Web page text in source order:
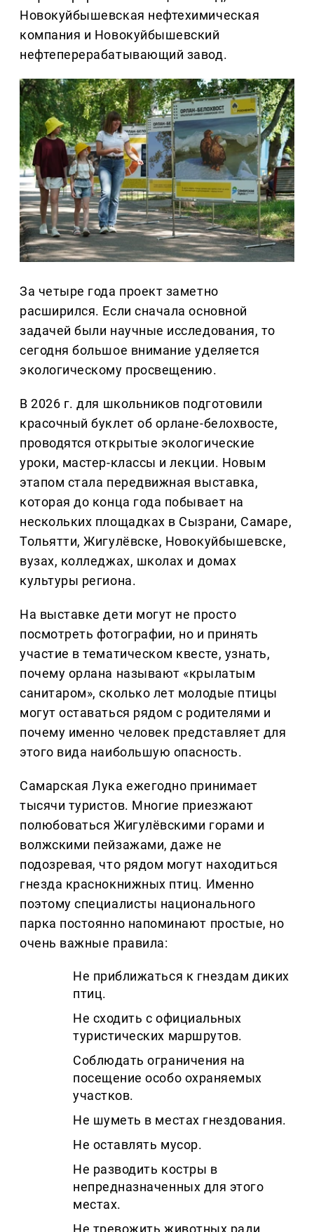
Новокуйбышевская нефтехимическая
компания и Новокуйбышевский
нефтеперерабатывающий завод.
За четыре года проект заметно
расширился. Если сначала основной
задачей были научные исследования, то
сегодня большое внимание уделяется
экологическому просвещению.
В 2026 г. для школьников подготовили
красочный буклет об орлане-белохвосте,
проводятся открытые экологические
уроки, мастер-классы и лекции. Новым
этапом стала передвижная выставка,
которая до конца года побывает на
нескольких площадках в Сызрани, Самаре,
Тольятти, Жигулёвске, Новокуйбышевске,
вузах, колледжах, школах и домах
культуры региона.
На выставке дети могут не просто
посмотреть фотографии, но и принять
участие в тематическом квесте, узнать,
почему орлана называют «крылатым
санитаром», сколько лет молодые птицы
могут оставаться рядом с родителями и
почему именно человек представляет для
этого вида наибольшую опасность.
Самарская Лука ежегодно принимает
тысячи туристов. Многие приезжают
полюбоваться Жигулёвскими горами и
волжскими пейзажами, даже не
подозревая, что рядом могут находиться
гнезда краснокнижных птиц. Именно
поэтому специалисты национального
парка постоянно напоминают простые, но
очень важные правила:
Не приближаться к гнездам диких
птиц.
Не сходить с официальных
туристических маршрутов.
Соблюдать ограничения на
посещение особо охраняемых
участков.
Не шуметь в местах гнездования.
Не оставлять мусор.
Не разводить костры в
непредназначенных для этого
местах.
Не тревожить животных ради